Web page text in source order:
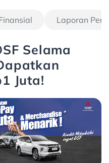
Laporan
Selama
Juta!